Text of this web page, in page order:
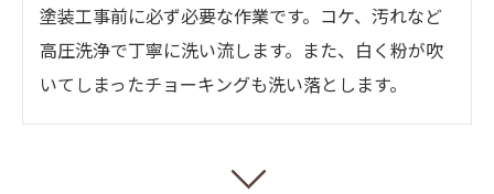
塗装工事前に必ず必要な作業です。コケ、汚れなど
高圧洗浄で丁寧に洗い流します。また、白く粉が吹
いてしまったチョーキングも洗い落とします。